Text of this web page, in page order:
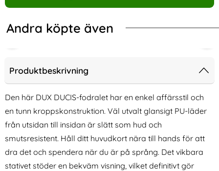
Andra köpte även
Produktbeskrivning
Den här DUX DUCIS-fodralet har en enkel affärsstil och
en tunn kroppskonstruktion. Väl utvalt glansigt PU-läder
från utsidan till insidan är slätt som hud och
smutsresistent. Håll ditt huvudkort nära till hands för att
dra det och spendera när du är på språng. Det vikbara
stativet stöder en bekväm visning, vilket definitivt gör